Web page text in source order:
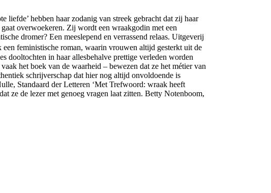
liefde’ hebben haar zodanig van streek gebracht dat zij haar
overwoekeren. Zij wordt een wraakgodin met een
dromer? Een meeslepend en verrassend relaas. Uitgeverij
een feministische roman, waarin vrouwen altijd gesterkt uit de
dooltochten in haar allesbehalve prettige verleden worden
het boek van de waarheid – bewezen dat ze het métier van
schrijverschap dat hier nog altijd onvoldoende is
Standaard der Letteren ‘Met Trefwoord: wraak heeft
ze de lezer met genoeg vragen laat zitten. Betty Notenboom,